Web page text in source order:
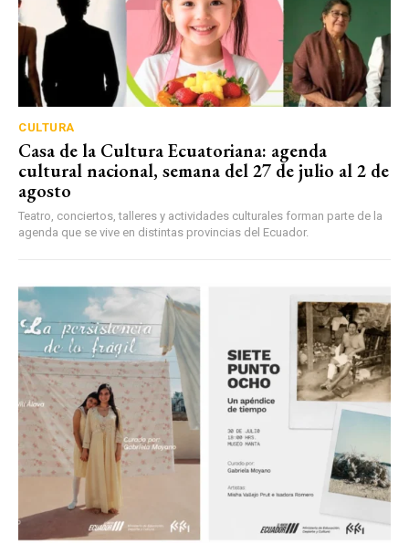
CULTURA
Casa de la Cultura Ecuatoriana: agenda
cultural nacional, semana del 27 de julio al 2 de
agosto
Teatro, conciertos, talleres y actividades culturales forman parte de la
agenda que se vive en distintas provincias del Ecuador.